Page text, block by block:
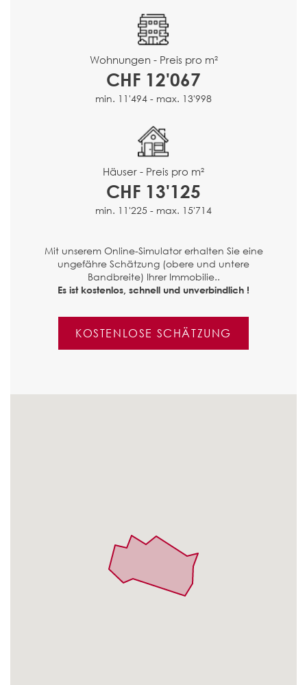
Wohnungen - Preis pro m²
CHF 12'067
min. 11'494 - max. 13'998
Häuser - Preis pro m²
CHF 13'125
min. 11'225 - max. 15'714
Mit unserem Online-Simulator erhalten Sie eine
ungefähre Schätzung (obere und untere
Bandbreite) Ihrer Immobilie..
Es ist kostenlos, schnell und unverbindlich !
KOSTENLOSE SCHÄTZUNG